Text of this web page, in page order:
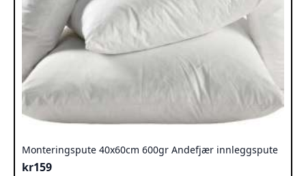
Monteringspute 40x60cm 600gr Andefjær innleggspute
kr159